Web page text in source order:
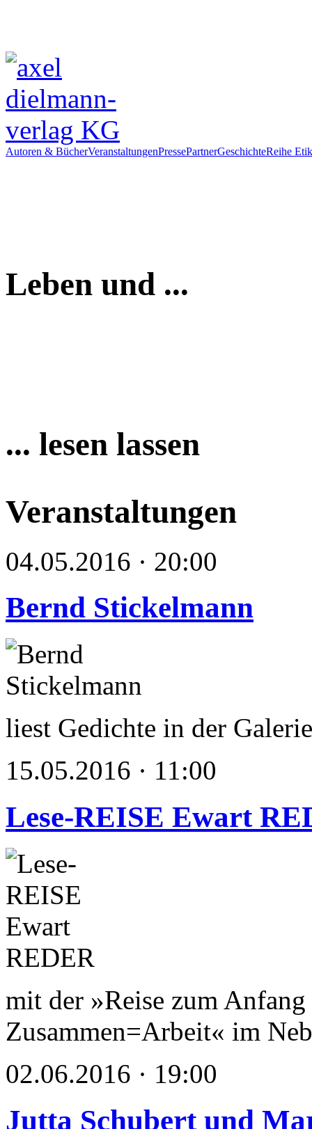
Autoren & BücherVeranstaltungenPressePartnerGeschichteReihe
Leben und ...
... lesen lassen
Veranstaltungen
04.05.2016 · 20:00
Bernd Stickelmann
liest Gedichte in der
15.05.2016 · 11:00
Lese-REISE Ewart
mit der »Reise zum
Zusammen=Arbeit« im
02.06.2016 · 19:00
Jutta Schubert und